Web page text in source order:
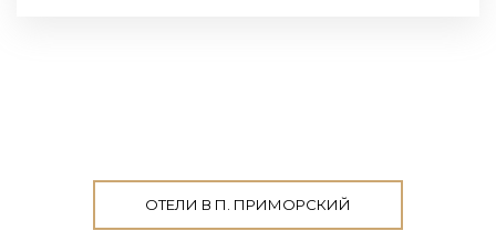
ОТЕЛИ В П. ПРИМОРСКИЙ